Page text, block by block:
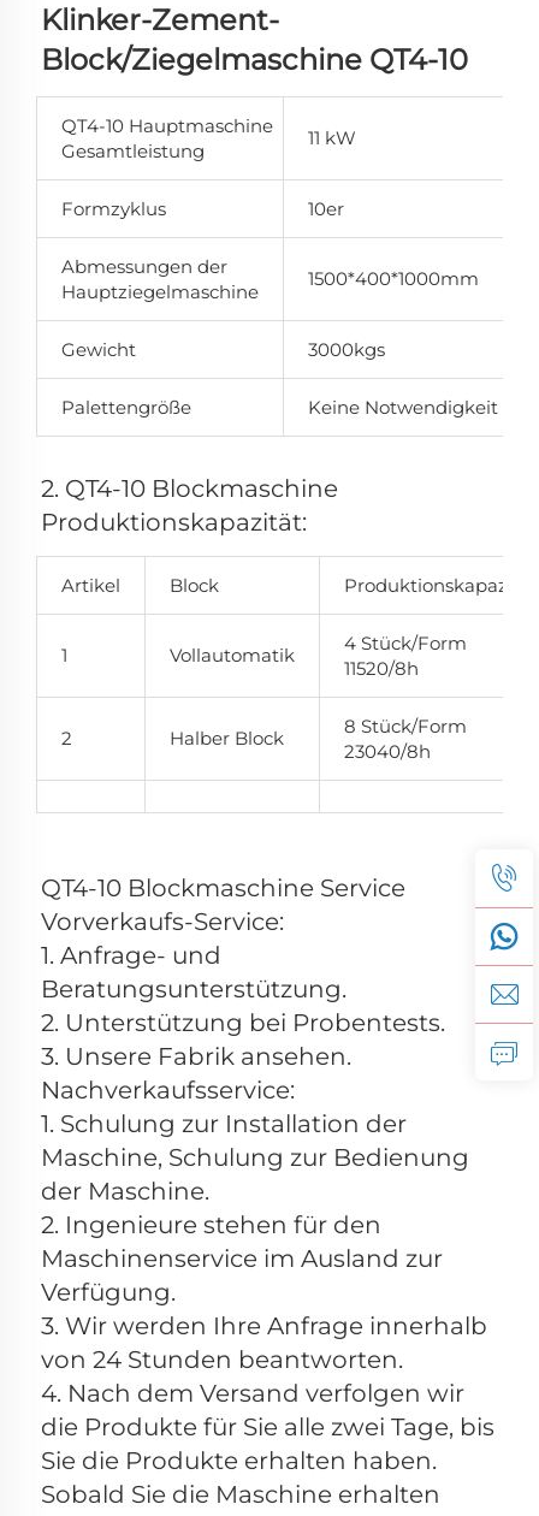
Klinker-Zement-
Block/Ziegelmaschine QT4-10
QT4-10 Hauptmaschine
Gesamtleistung
11 kW
Formzyklus 10er
Abmessungen der
Hauptziegelmaschine
1500*400*1000mm
Gewicht 3000kgs
Palettengröße Keine Notwendigkeit
2. QT4-10 Blockmaschine
Produktionskapazität:
Artikel Block Produktionskapazität
1 Vollautomatik
4 Stück/Form
11520/8h
2 Halber Block
8 Stück/Form
23040/8h
QT4-10 Blockmaschine Service
Vorverkaufs-Service:
1. Anfrage- und
Beratungsunterstützung.
2. Unterstützung bei Probentests.
3. Unsere Fabrik ansehen.
Nachverkaufsservice:
1. Schulung zur Installation der
Maschine, Schulung zur Bedienung
der Maschine.
2. Ingenieure stehen für den
Maschinenservice im Ausland zur
Verfügung.
3. Wir werden Ihre Anfrage innerhalb
von 24 Stunden beantworten.
4. Nach dem Versand verfolgen wir
die Produkte für Sie alle zwei Tage, bis
Sie die Produkte erhalten haben.
Sobald Sie die Maschine erhalten